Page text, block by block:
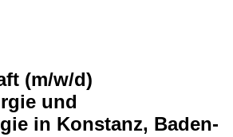
(m/w/d)
und
in Konstanz, Baden-